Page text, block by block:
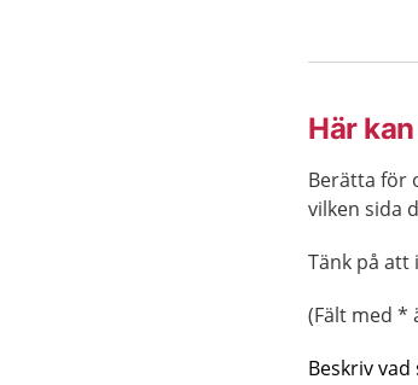
Här
Berätta för
vilken sida
Tänk på
(Fält med *
Beskriv